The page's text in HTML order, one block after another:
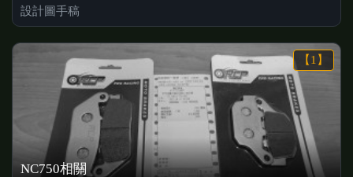
設計圖手稿
【1】
NC750相關